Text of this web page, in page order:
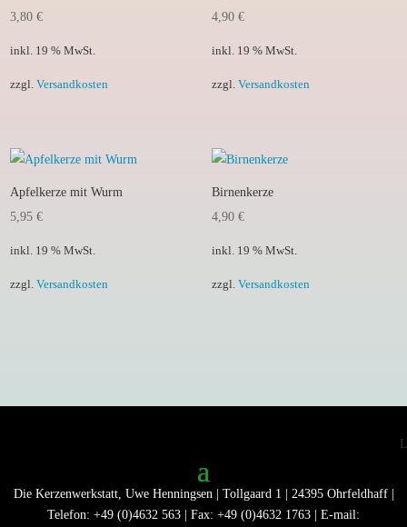
3,80€
inkl. 19 % MwSt.
zzgl.Versandkosten
4,90 €
inkl. 19 % MwSt.
zzgl. Versandkosten
Apfelkerze mit Wurm
5,95€
inkl. 19 % MwSt.
zzgl.Versandkosten
Birnenkerze
4,90 €
inkl. 19 % MwSt.
zzgl. Versandkosten
Die Kerzenwerkstatt, Uwe Henningsen | Tollgaard 1 | 24395 Ohrfeldhaff |
Telefon: +49 (0)4632 563 | Fax: +49 (0)4632 1763 | E-mail: